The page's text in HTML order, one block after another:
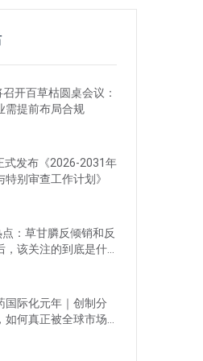
召开百草枯圆桌会议：
需提前布局合规
式发布《2026-2031年
特别审查工作计划》
点：草甘膦反倾销和反
，该关注的到底是什
国际化元年｜创制分
如何真正被全球市场